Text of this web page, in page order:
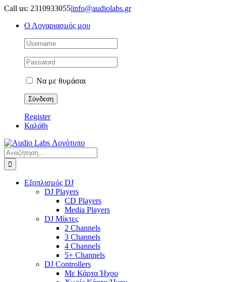
Μετάβαση
περιεχόμενο
Call us: 2310933055|info@audiolabs.gr
Ο Λογαριασμός μου
Να με θυμάσαι
Register
Καλάθι
Αναζήτηση
για:
Εξοπλισμός DJ
DJ Players
CD Players
Media Players
DJ Μίκτες
2 Channels
3 Channels
4 Channels
5+ Channels
DJ Controllers
Με Κάρτα Ήχου